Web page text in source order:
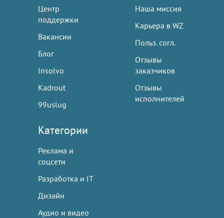
Центр
поддержки
Вакансии
Блог
Insolvo
Kadrout
99uslug
Наша миссия
Карьера в WZ
Польз. согл.
Отзывы
заказчиков
Отзывы
исполнителей
Категории
Реклама и
соцсети
Разработка и IT
Дизайн
Аудио и видео